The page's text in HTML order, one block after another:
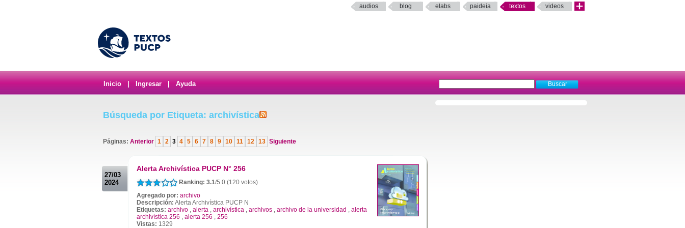
audios blog elabs paideia textos videos
Inicio Ingresar Ayuda
Búsqueda por Etiqueta: archivística
Páginas: Anterior 1 2 3 4 5 6 7 8 9 10 11 12 13 Siguiente
27/03
2024
Alerta Archivística PUCP N° 256
Ranking: 3.1/5.0 (120 votos)
Agregado por: archivo
Descripción: Alerta Archivística PUCP N
Etiquetas: archivo , alerta , archivística , archivos , archivo de la universidad , alerta
archivística 256 , alerta 256 , 256
Vistas: 1329